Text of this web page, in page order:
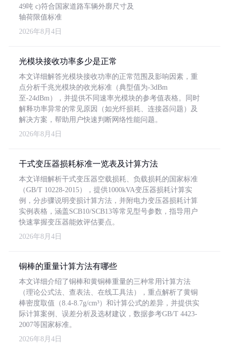
49吨 c)符合国家道路车辆外廓尺寸及
轴荷限值标准
2026年8月4日
光模块接收功率多少是正常
本文详细解答光模块接收功率的正常范围及影响因素，重
点分析千兆光模块的收光标准（典型值为-3dBm
至-24dBm），并提供不同速率光模块的参考值表格。同时
解释功率异常的常见原因（如光纤损耗、连接器问题）及
解决方案，帮助用户快速判断网络性能问题。
2026年8月4日
干式变压器损耗标准一览表及计算方法
本文详细解析干式变压器空载损耗、负载损耗的国家标准
（GB/T 10228-2015），提供1000kVA变压器损耗计算实
例，分步骤说明变损计算方法，并附电力变压器损耗计算
实例表格，涵盖SCB10/SCB13等常见型号参数，指导用户
快速掌握变压器能效评估要点。
2026年8月4日
铜棒的重量计算方法有哪些
本文详细介绍了铜棒和黄铜棒重量的三种常用计算方法
（理论公式法、查表法、在线工具法），重点解析了黄铜
棒密度取值（8.4-8.7g/cm³）和计算公式的差异，并提供实
际计算案例、误差分析及选材建议，数据参考GB/T 4423-
2007等国家标准。
2026年8月4日